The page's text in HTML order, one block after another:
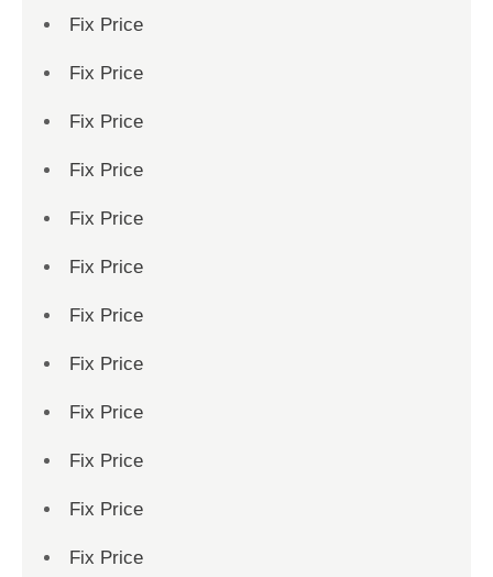
Fix Price
Fix Price
Fix Price
Fix Price
Fix Price
Fix Price
Fix Price
Fix Price
Fix Price
Fix Price
Fix Price
Fix Price